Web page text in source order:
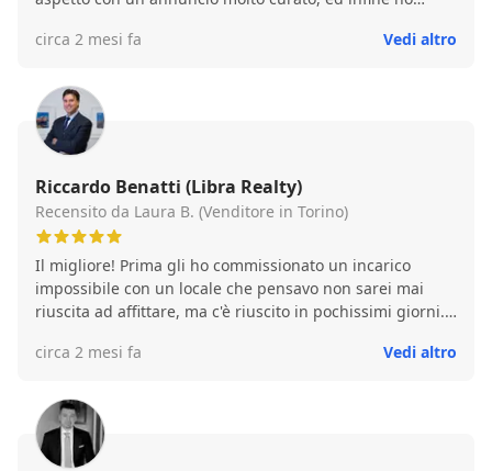
settimane. Riccardo ha fatto sembrare tutto semplice e
minimo problema.
circa 2 mesi fa Vedi altro
Riccardo Benatti (Libra Realty)
Recensito da Laura B. (Venditore in Torino)
Il migliore! Prima gli ho commissionato un incarico
impossibile con un locale che pensavo non sarei mai
riuscita ad affittare, ma c'è riuscito in pochissimi giorni.
chiusa con ottima soddisfazione mia e, ho visto, anche di
consigliare la soluzione migliore.
circa 2 mesi fa Vedi altro